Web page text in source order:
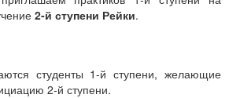
2-й ступени Рейки.
студенты 1-й ступени, желающие
2-й ступени.